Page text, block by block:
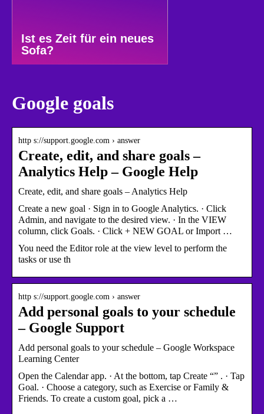
Ist es Zeit für ein neues
Sofa?
Google goals
http s://support.google.com › answer
Create, edit, and share goals –
Analytics Help – Google Help
Create, edit, and share goals – Analytics Help
Create a new goal · Sign in to Google Analytics. · Click
Admin, and navigate to the desired view. · In the VIEW
column, click Goals. · Click + NEW GOAL or Import …
You need the Editor role at the view level to perform the
tasks or use th
http s://support.google.com › answer
Add personal goals to your schedule
– Google Support
Add personal goals to your schedule – Google Workspace
Learning Center
Open the Calendar app. · At the bottom, tap Create “” . · Tap
Goal. · Choose a category, such as Exercise or Family &
Friends. To create a custom goal, pick a …